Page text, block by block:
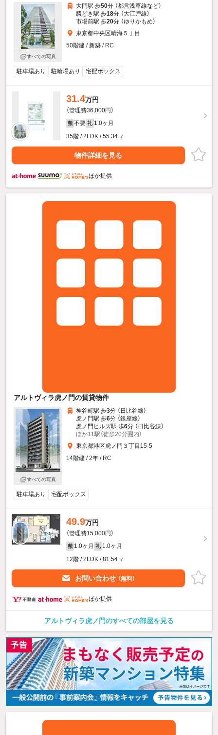
すべての写真
大門駅 歩50分 （都営浅草線など）
勝どき駅 歩18分 （大江戸線）
市場前駅 歩20分 （ゆりかもめ）
東京都中央区晴海５丁目
50階建 / 新築 / RC
駐車場あり 駐輪場あり 宅配ボックス
31.4万円
（管理費36,000円）
敷 不要 礼 1.0ヶ月
35階 / 2LDK / 55.34㎡
物件詳細を見る
ほか提供
アルトヴィラ虎ノ門の賃貸物件
すべての写真
神谷町駅 歩3分 （日比谷線）
虎ノ門駅 歩6分 （銀座線）
虎ノ門ヒルズ駅 歩6分 （日比谷線）
ほか11駅（徒歩20分圏内）
東京都港区虎ノ門３丁目15-5
14階建 / 2年 / RC
駐車場あり 宅配ボックス
49.9万円
（管理費15,000円）
敷 1.0ヶ月 礼 1.0ヶ月
12階 / 2LDK / 81.54㎡
お問い合わせ （無料）
ほか提供
アルトヴィラ虎ノ門のすべての部屋を見る